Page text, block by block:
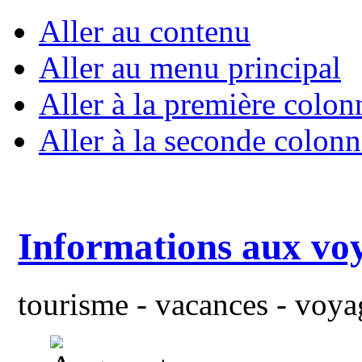
Aller au contenu
Aller au menu principal
Aller à la première
Aller à la seconde
Informations aux
tourisme - vacances -